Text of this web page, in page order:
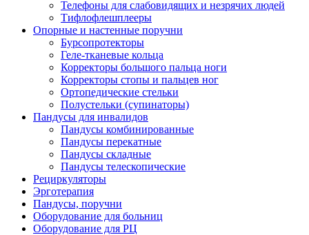
Телефоны для слабовидящих и незрячих людей
Тифлофлешплееры
Опорные и настенные поручни
Бурсопротекторы
Геле-тканевые кольца
Корректоры большого пальца ноги
Корректоры стопы и пальцев ног
Ортопедические стельки
Полустельки (супинаторы)
Пандусы для инвалидов
Пандусы комбинированные
Пандусы перекатные
Пандусы складные
Пандусы телескопические
Рециркуляторы
Эрготерапия
Пандусы, поручни
Оборудование для больниц
Оборудование для РЦ